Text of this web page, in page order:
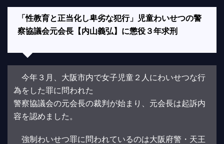
「性教育と正当化し卑劣な犯行」児童わいせつの警
察協議会元会長【内山義弘】に懲役３年求刑
今年３月、大阪市内で女子児童２人にわいせつな行
為をした罪に問われた
警察協議会の元会長の裁判が始まり、元会長は起訴内
容を認めました。
強制わいせつ罪に問われているのは大阪府警・天王